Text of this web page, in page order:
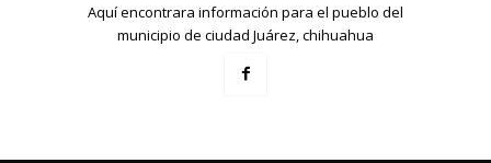
Aquí encontrara información para el pueblo del
municipio de ciudad Juárez, chihuahua